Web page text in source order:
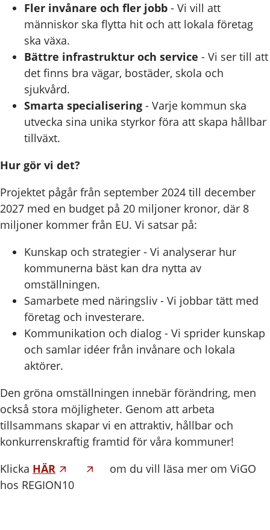
Fler invånare och fler jobb - Vi vill att
människor ska flytta hit och att lokala företag
ska växa.
Bättre infrastruktur och service - Vi ser till att
det finns bra vägar, bostäder, skola och
sjukvård.
Smarta specialisering - Varje kommun ska
utvecka sina unika styrkor föra att skapa hållbar
tillväxt.
Hur gör vi det?
Projektet pågår från september 2024 till december
2027 med en budget på 20 miljoner kronor, där 8
miljoner kommer från EU. Vi satsar på:
Kunskap och strategier - Vi analyserar hur
kommunerna bäst kan dra nytta av
omställningen.
Samarbete med näringsliv - Vi jobbar tätt med
företag och investerare.
Kommunikation och dialog - Vi sprider kunskap
och samlar idéer från invånare och lokala
aktörer.
Den gröna omställningen innebär förändring, men
också stora möjligheter. Genom att arbeta
tillsammans skapar vi en attraktiv, hållbar och
konkurrenskraftig framtid för våra kommuner!
Klicka HÄR
om du vill läsa mer om ViGO
hos REGION10